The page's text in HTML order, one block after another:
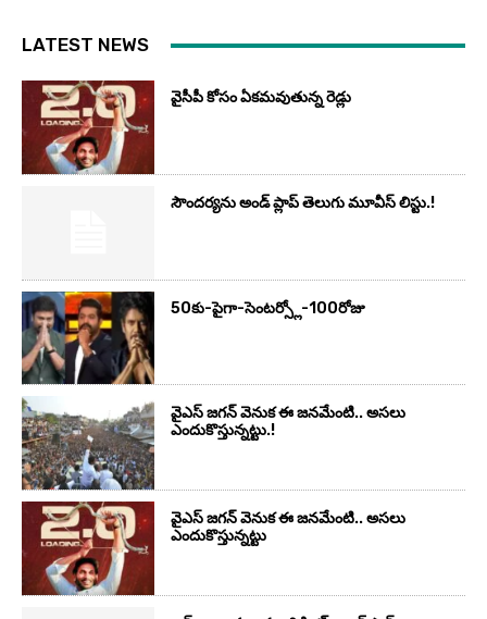
LATEST NEWS
వైసీపీ కోసం ఏక‌మ‌వుతున్న రెడ్లు
సౌందర్యను అండ్‌ ప్లాప్‌ తెలుగు మూవీస్‌ లిస్టు.!
50కు-పైగా-సెంటర్స్లో-100రోజు
వైఎస్‌ జగన్‌ వెనుక ఈ జనమేంటి.. అసలు
ఎందుకొస్తున్నట్టు.!
వైఎస్‌ జగన్‌ వెనుక ఈ జనమేంటి.. అసలు
ఎందుకొస్తున్నట్టు